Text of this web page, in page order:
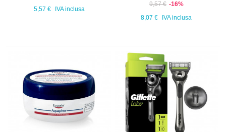
5,57 €
IVA inclusa
9,57 € -16%
8,07 €
IVA inclusa